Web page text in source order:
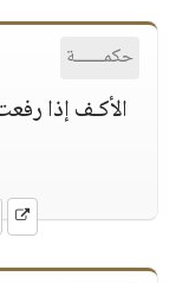
حكمــــــة
الأكـف إذا